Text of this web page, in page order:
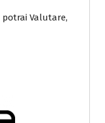
Valutare,